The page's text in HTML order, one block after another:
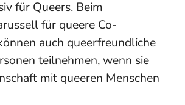
für Queers. Beim
für queere Co-
auch queerfreundliche
teilnehmen, wenn sie
mit queeren Menschen